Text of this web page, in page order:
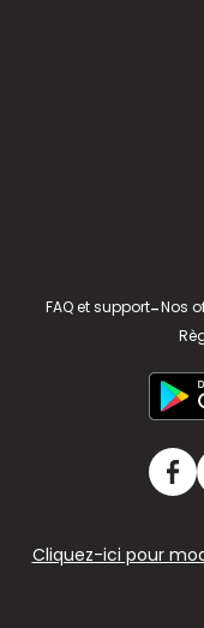
FAQ et support-Nos
Cliquez-ici pour